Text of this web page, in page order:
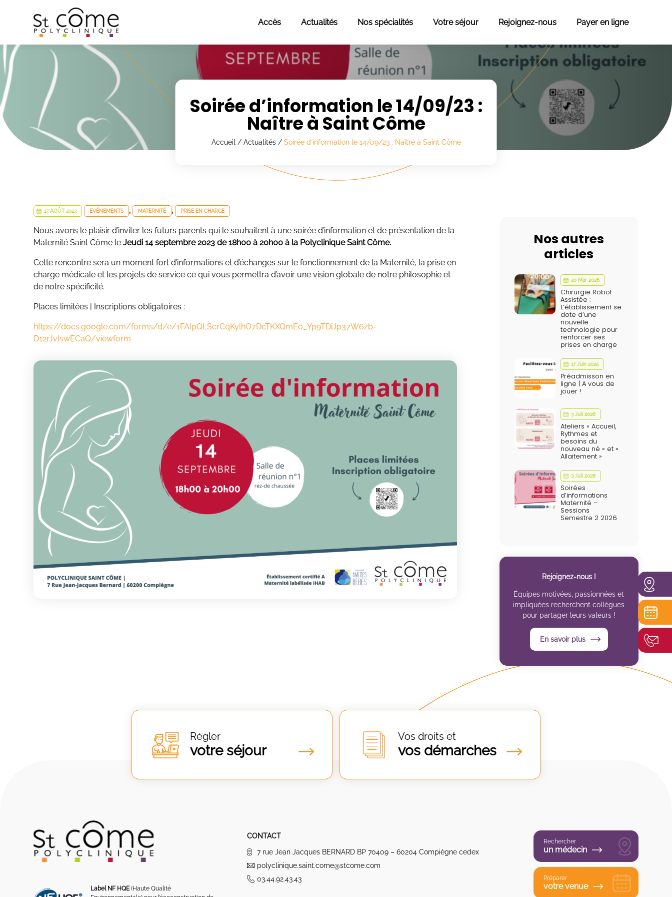
Accès Actualités Nos spécialités Votre séjour Rejoignez-nous Payer en ligne
Soirée d’information le 14/09/23 :
Naître à Saint Côme
Accueil / Actualités/ Soirée d’information le 14/09/23 : Naître à Saint Côme
17 AOÛT 2023 EVÉNEMENTS , MATERNITÉ , PRISE EN CHARGE
Nous avons le plaisir d’inviter les futurs parents qui le souhaitent à une soirée d’information et de présentation de la
Maternité Saint Côme leJeudi 14 septembre 2023 de 18h00 à 20h00 à la Polyclinique Saint Côme.
Cette rencontre sera un moment fort d’informations et d’échanges sur le fonctionnement de la Maternité, la prise en
charge médicale et les projets de service ce qui vous permettra d’avoir une vision globale de notre philosophie et
de notre spécificité.
Places limitées | Inscriptions obligatoires :
https://docs.google.com/forms/d/e/1FAIpQLScrCqKylhO7DcTKXQmEo_Yp9TDiJp37W6zb-
D12rJvIswECaQ/viewform
Nos autres
articles
20 Mar 2026
Chirurgie Robot
Assistée :
L’établissement se
dote d’une
nouvelle
technologie pour
renforcer ses
prises en charge
17 Juin 2025
Préadmisson en
ligne | A vous de
jouer !
3 Juil 2026
Ateliers « Accueil,
Rythmes et
besoins du
nouveau né » et «
Allaitement »
3 Juil 2026
Soirées
d’informations
Maternité –
Sessions
Semestre 2 2026
Rejoignez-nous !
Équipes motivées, passionnées et
impliquées recherchent collègues
pour partager leurs valeurs !
En savoir plus
Régler
votre séjour
Vos droits et
vos démarches
Label NF HQE(Haute Qualité
CONTACT
7 rue Jean Jacques BERNARD BP 70409 – 60204 Compiègne cedex
polyclinique.saint.come@stcome.com
03.44.92.43.43
Rechercher
un médecin
Préparer
votre venue